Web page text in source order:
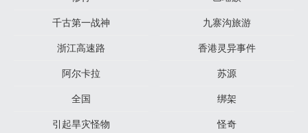
千古第一战神
九寨沟旅游
浙江高速路
香港灵异事件
阿尔卡拉
苏源
全国
绑架
引起旱灾怪物
怪奇